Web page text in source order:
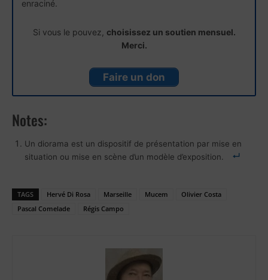
enraciné.
Si vous le pouvez, choisissez un soutien mensuel.
Merci.
Faire un don
Notes:
Un diorama est un dispositif de présentation par mise en
situation ou mise en scène d’un modèle d’exposition.
TAGS Hervé Di Rosa Marseille Mucem
Olivier Costa
Pascal Comelade
Régis Campo